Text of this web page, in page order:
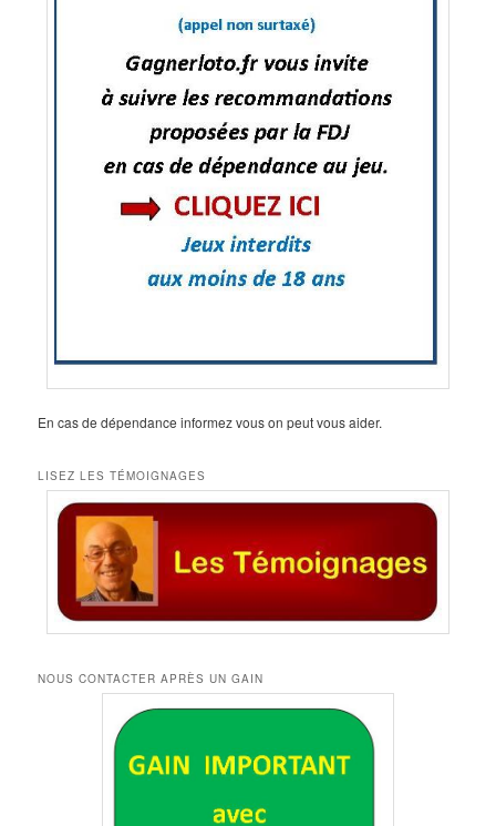
En cas de dépendance informez vous on peut vous aider.
LISEZ LES TÉMOIGNAGES
NOUS CONTACTER APRÈS UN GAIN